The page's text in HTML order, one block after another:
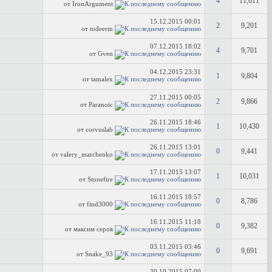
от IronArgument
15.12.2015 00:01
от todeerm
2 9,201
07.12.2015 18:02
от Gven
4 9,701
04.12.2015 23:31
от tamalex
1 9,804
27.11.2015 00:05
от Paranoic
2 9,866
26.11.2015 18:46
от corvuslab
1 10,430
26.11.2015 13:01
от valery_marchenko
0 9,441
17.11.2015 13:07
от Stonefire
1 10,031
16.11.2015 18:57
от find3000
0 8,786
16.11.2015 11:18
от максим серов
0 9,382
03.11.2015 03:46
от Snake_93
0 9,691